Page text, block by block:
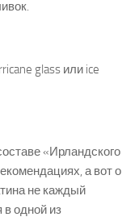
glass или ice
«Ирландского
а вот о
не каждый
одной из